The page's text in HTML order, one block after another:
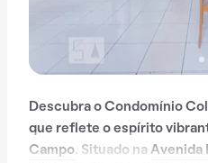
Descubra o Condomínio
que reflete o espírito
Campo. Situado na Avenida